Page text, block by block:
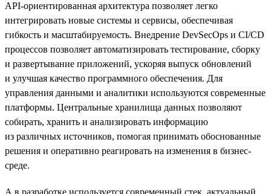
API-ориентированная архитектура позволяет легко
интегрировать новые системы и сервисы, обеспечивая
гибкость и масштабируемость. Внедрение DevSecOps и CI/CD
процессов позволяет автоматизировать тестирование, сборку
и развертывание приложений, ускоряя выпуск обновлений
и улучшая качество программного обеспечения. Для
управления данными и аналитики используются современные
платформы. Центральные хранилища данных позволяют
собирать, хранить и анализировать информацию
из различных источников, помогая принимать обоснованные
решения и оперативно реагировать на изменения в бизнес-
среде.
А в разработке используется современный стек, актуальный